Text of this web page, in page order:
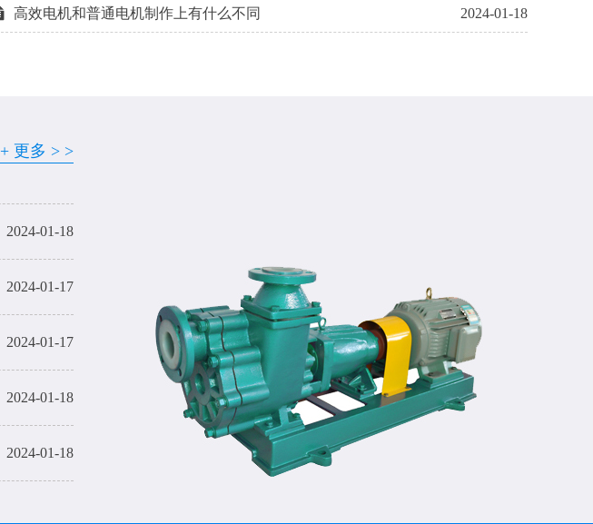
高效电机和普通电机制作上有什么不同 2024-01-18
+ 更多 > >
2024-01-18